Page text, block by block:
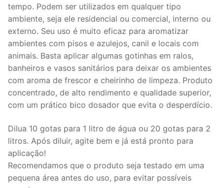
tempo. Podem ser utilizados em qualquer tipo
ambiente, seja ele residencial ou comercial, interno ou
externo. Seu uso é muito eficaz para aromatizar
ambientes com pisos e azulejos, canil e locais com
animais. Basta aplicar algumas gotinhas em ralos,
banheiros e vasos sanitários para deixar os ambientes
com aroma de frescor e cheirinho de limpeza. Produto
concentrado, de alto rendimento e qualidade superior,
com um prático bico dosador que evita o desperdício.
Dilua 10 gotas para 1 litro de água ou 20 gotas para 2
litros. Após diluir, agite bem e já está pronto para
aplicação!
Recomendamos que o produto seja testado em uma
pequena área antes do uso, para evitar possíveis